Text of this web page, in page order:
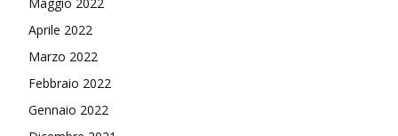
Aprile 2022
Marzo 2022
Febbraio 2022
Gennaio 2022